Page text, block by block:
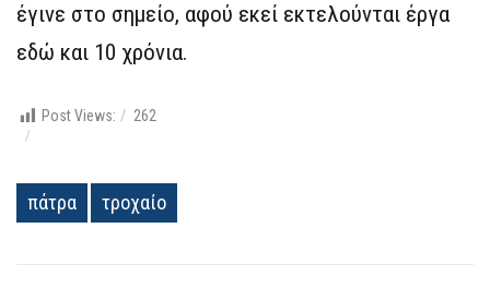
έγινε στο σημείο, αφού εκεί εκτελούνται έργα
εδώ και 10 χρόνια.
Post Views: 262
πάτρα τροχαίο